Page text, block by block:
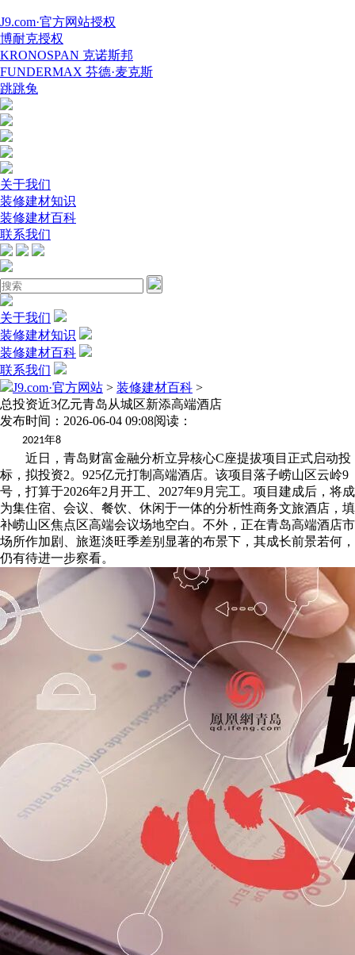
J9.com·官方网站授权
博耐克授权
KRONOSPAN 克诺斯邦
FUNDERMAX 芬德·麦克斯
跳跳兔
关于我们
装修建材知识
装修建材百科
联系我们
关于我们
装修建材知识
装修建材百科
联系我们
J9.com·官方网站 > 装修建材百科 >
总投资近3亿元青岛从城区新添高端酒店
发布时间：2026-06-04 09:08阅读：
2021年8
近日，青岛财富金融分析立异核心C座提拔项目正式启动投
标，拟投资2。925亿元打制高端酒店。该项目落子崂山区云岭9
号，打算于2026年2月开工、2027年9月完工。项目建成后，将成
为集住宿、会议、餐饮、休闲于一体的分析性商务文旅酒店，填
补崂山区焦点区高端会议场地空白。不外，正在青岛高端酒店市
场所作加剧、旅逛淡旺季差别显著的布景下，其成长前景若何，
仍有待进一步察看。